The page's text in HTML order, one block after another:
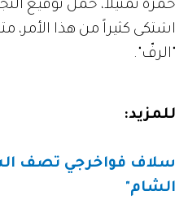
حمزة تمثيلاً، حمل توقيع
اشتكى كثيراً من هذا
"الرفّ".
للمزيد:
سلاف فواخرجي تصف
الشام"